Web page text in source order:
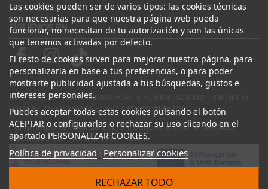
Canal Ético
Las cookies pueden ser de varios tipos: las cookies técnicas
son necesarias para que nuestra página web pueda
funcionar, no necesitan de tu autorización y son las únicas
que tenemos activadas por defecto.
El resto de cookies sirven para mejorar nuestra página, para
personalizarla en base a tus preferencias, o para poder
mostrarte publicidad ajustada a tus búsquedas, gustos e
intereses personales.
Puedes aceptar todas estas cookies pulsando el botón
ACEPTAR o configurarlas o rechazar su uso clicando en el
apartado PERSONALIZAR COOKIES.
Política de privacidad Personalizar cookies
RECHAZAR TODO
SÍGUENOS EN
AYUDAS COFINANCIADAS POR EL FONDO SOCIAL EUROPEO
PARA EL PROGRAMA ECOGJU/2023/1143/03
Por un importe total de 27.216 € concedido por el Servicio
Valenciano de Empleo y Formación.